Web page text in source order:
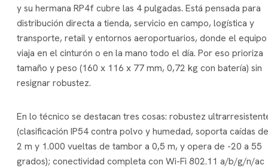
y su hermana RP4f cubre las 4 pulgadas. Está pensada para
distribución directa a tienda, servicio en campo, logística y
transporte, retail y entornos aeroportuarios, donde el equipo
viaja en el cinturón o en la mano todo el día. Por eso prioriza
tamaño y peso (160 x 116 x 77 mm, 0,72 kg con batería) sin
resignar robustez.
En lo técnico se destacan tres cosas: robustez
(clasificación IP54 contra polvo y humedad, soporta caídas de
2 m y 1.000 vueltas de tambor a 0,5 m, y opera de -20 a 55
grados); conectividad completa con Wi-Fi 802.11 a/b/g/n/ac